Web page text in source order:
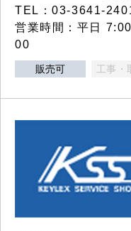
TEL：03-3641-
営業時間：平日
00
販売可 工事・